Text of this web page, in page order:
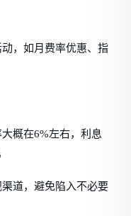
，如月费率优惠、指
概在6%左右，利息
道，避免陷入不必要